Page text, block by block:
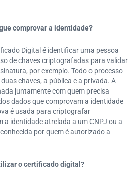
comprovar a identidade?
Digital é identificar uma pessoa
de chaves criptografadas para validar
por exemplo. Todo o processo
chaves, a pública e a privada. A
juntamente com quem precisa
dados que comprovam a identidade
é usada para criptografar
a identidade atrelada a um CNPJ ou a
conhecida por quem é autorizado a
o certificado digital?